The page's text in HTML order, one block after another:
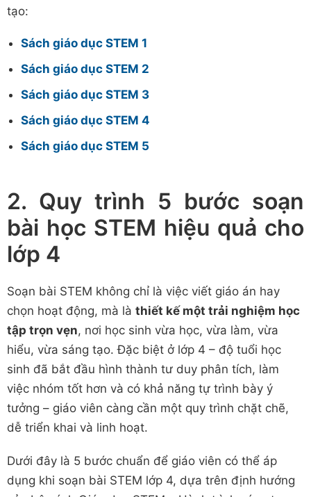
tạo:
Sách giáo dục STEM 1
Sách giáo dục STEM 2
Sách giáo dục STEM 3
Sách giáo dục STEM 4
Sách giáo dục STEM 5
2. Quy trình 5 bước soạn
bài học STEM hiệu quả cho
lớp 4
Soạn bài STEM không chỉ là việc viết giáo án hay
chọn hoạt động, mà là thiết kế một trải nghiệm học
tập trọn vẹn, nơi học sinh vừa học, vừa làm, vừa
hiểu, vừa sáng tạo. Đặc biệt ở lớp 4 – độ tuổi học
sinh đã bắt đầu hình thành tư duy phân tích, làm
việc nhóm tốt hơn và có khả năng tự trình bày ý
tưởng – giáo viên càng cần một quy trình chặt chẽ,
dễ triển khai và linh hoạt.
Dưới đây là 5 bước chuẩn để giáo viên có thể áp
dụng khi soạn bài STEM lớp 4, dựa trên định hướng